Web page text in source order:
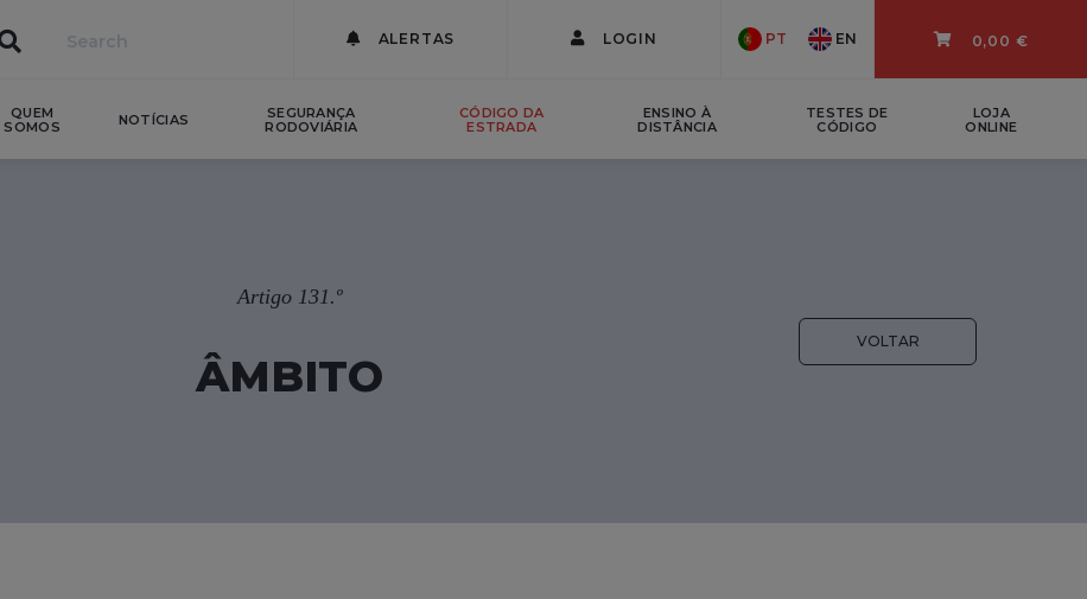
ALERTAS LOGIN PT EN 0,00 €
QUEM
SOMOS
NOTÍCIAS
SEGURANÇA
RODOVIÁRIA
CÓDIGO DA
ESTRADA
ENSINO À
DISTÂNCIA
TESTES DE
CÓDIGO
LOJA
ONLINE
Artigo 131.º
ÂMBITO
VOLTAR